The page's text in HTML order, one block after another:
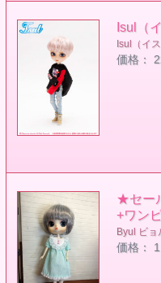
Isul（
Isul（イ
価格：
★セー
+ワン
Byul ビョ
価格：